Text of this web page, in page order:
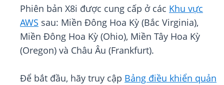
Phiên bản X8i được cung cấp ở các Khu vực
AWS sau: Miền Đông Hoa Kỳ (Bắc Virginia),
Miền Đông Hoa Kỳ (Ohio), Miền Tây Hoa Kỳ
(Oregon) và Châu Âu (Frankfurt).
Để bắt đầu, hãy truy cập Bảng điều khiển quản